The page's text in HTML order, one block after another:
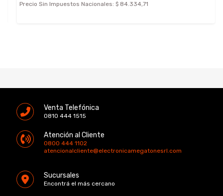
Precio Sin Impuestos Nacionales:$ 84.334,71
Venta Telefónica
0810 444 1515
Atención al Cliente
0800 444 1102
atencionalcliente@electronicamegatonesrl.com
Sucursales
Encontrá el más cercano